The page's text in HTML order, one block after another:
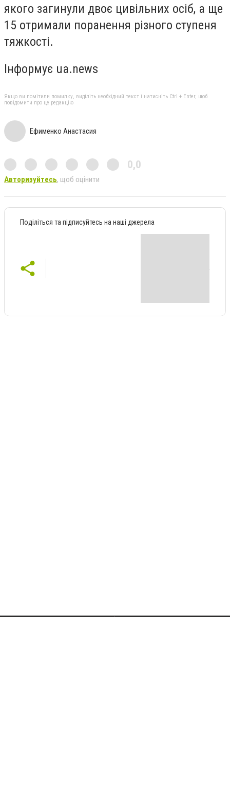
якого загинули двоє цивільних осіб, а ще
15 отримали поранення різного ступеня
тяжкості.
Інформує ua.news
Якщо ви помітили помилку, виділіть необхідний текст і натисніть Ctrl + Enter, щоб
повідомити про це редакцію
Ефименко Анастасия
0,0
Авторизуйтесь, щоб оцінити
Поділіться та підписуйтесь на наші джерела